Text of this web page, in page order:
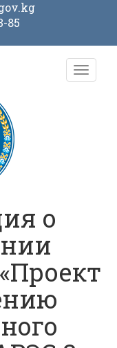
85
Toggle
о